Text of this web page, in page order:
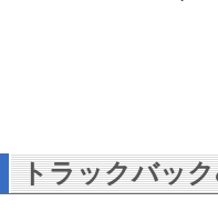
トラックバッ